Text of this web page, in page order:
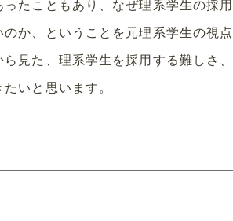
たこともあり、なぜ理系学生の採
か、ということを元理系学生の視
見た、理系学生を採用する難しさ
いと思います。